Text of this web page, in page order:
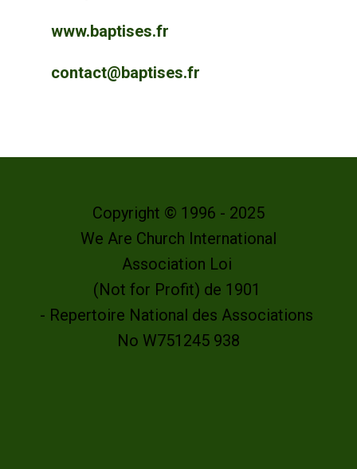
www.baptises.fr
contact@baptises.fr
Copyright © 1996 - 2025
We Are Church International
Association Loi
(Not for Profit) de 1901
- Repertoire National des Associations
No W751245 938